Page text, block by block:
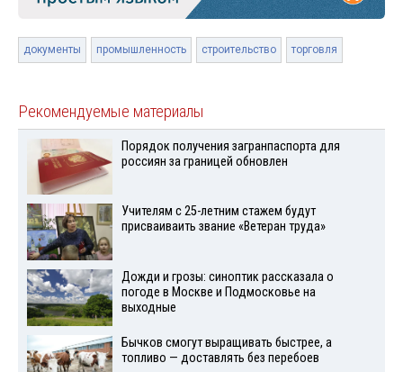
документы промышленность строительство торговля
Рекомендуемые материалы
Порядок получения загранпаспорта для
россиян за границей обновлен
Учителям с 25-летним стажем будут
присваиваить звание «Ветеран труда»
Дожди и грозы: синоптик рассказала о
погоде в Москве и Подмосковье на
выходные
Бычков смогут выращивать быстрее, а
топливо — доставлять без перебоев